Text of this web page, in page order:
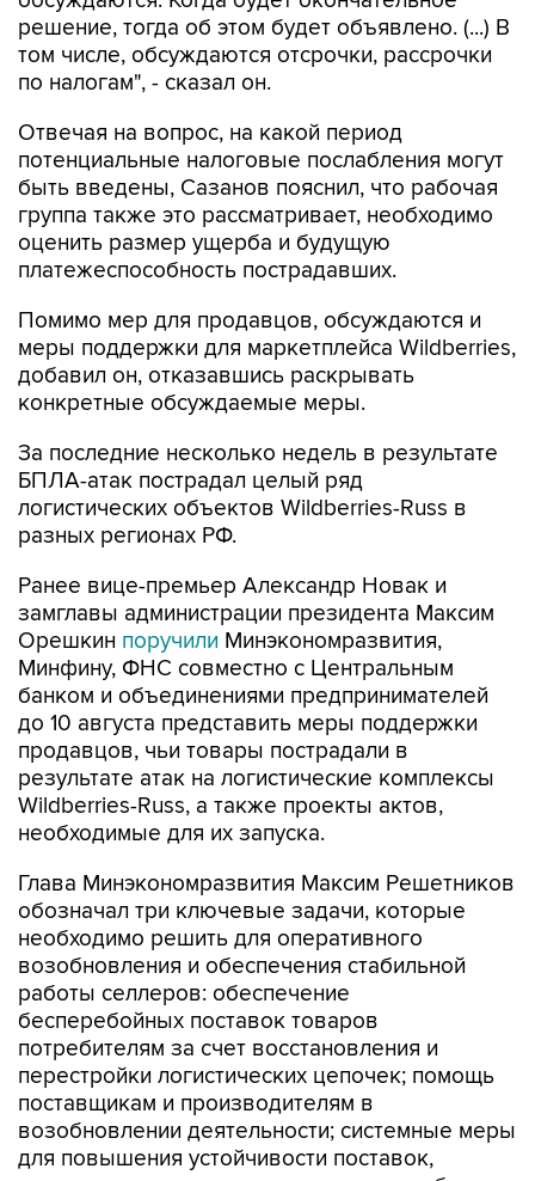
решение, тогда об этом будет объявлено. (...) В
том числе, обсуждаются отсрочки, рассрочки
по налогам", - сказал он.
Отвечая на вопрос, на какой период
потенциальные налоговые послабления могут
быть введены, Сазанов пояснил, что рабочая
группа также это рассматривает, необходимо
оценить размер ущерба и будущую
платежеспособность пострадавших.
Помимо мер для продавцов, обсуждаются и
меры поддержки для маркетплейса Wildberries,
добавил он, отказавшись раскрывать
конкретные обсуждаемые меры.
За последние несколько недель в результате
БПЛА-атак пострадал целый ряд
логистических объектов Wildberries-Russ в
разных регионах РФ.
Ранее вице-премьер Александр Новак и
замглавы администрации президента Максим
Орешкин поручили Минэкономразвития,
Минфину, ФНС совместно с Центральным
банком и объединениями предпринимателей
до 10 августа представить меры поддержки
продавцов, чьи товары пострадали в
результате атак на логистические комплексы
Wildberries-Russ, а также проекты актов,
необходимые для их запуска.
Глава Минэкономразвития Максим Решетников
обозначал три ключевые задачи, которые
необходимо решить для оперативного
возобновления и обеспечения стабильной
работы селлеров: обеспечение
бесперебойных поставок товаров
потребителям за счет восстановления и
перестройки логистических цепочек; помощь
поставщикам и производителям в
возобновлении деятельности; системные меры
для повышения устойчивости поставок,